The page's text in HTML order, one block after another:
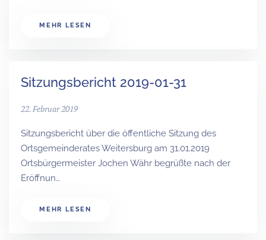
MEHR LESEN
Sitzungsbericht 2019-01-31
22. Februar 2019
Sitzungsbericht über die öffentliche Sitzung des
Ortsgemeinderates Weitersburg am 31.01.2019
Ortsbürgermeister Jochen Währ begrüßte nach der
Eröffnun…
MEHR LESEN